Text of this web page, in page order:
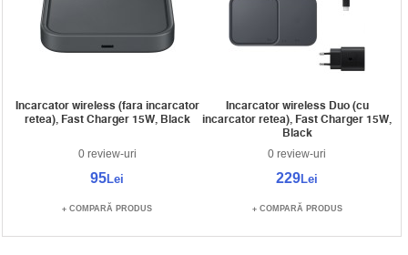
Incarcator wireless (fara incarcator
retea), Fast Charger 15W, Black
0 review-uri
95Lei
COMPARĂ PRODUS
Incarcator wireless Duo (cu
incarcator retea), Fast Charger 15W,
Black
0 review-uri
229Lei
COMPARĂ PRODUS